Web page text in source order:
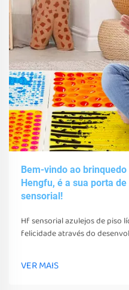
Bem-vindo ao
Hengfu, é a sua porta
sensorial!
Hf sensorial azulejos de piso
felicidade através do
estimular os seus sentidos
VER MAIS